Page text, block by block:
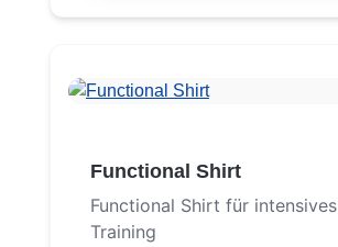
Functional Shirt
Functional Shirt für intensives
Training